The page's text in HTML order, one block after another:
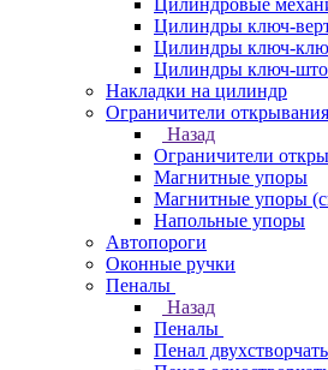
Цилиндровые
Цилиндры ключ-
Цилиндры ключ-
Цилиндры ключ-
Накладки на цилиндр
Ограничители
Назад
Ограничители
Магнитные упоры
Магнитные упоры
Напольные упоры
Автопороги
Оконные ручки
Пеналы
Назад
Пеналы
Пенал